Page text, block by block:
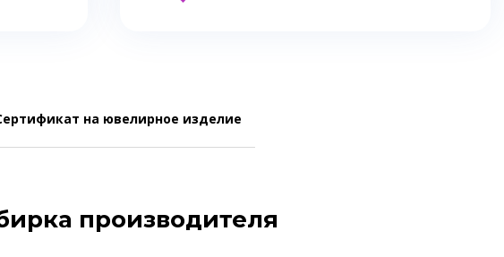
на ювелирное изделие
производителя